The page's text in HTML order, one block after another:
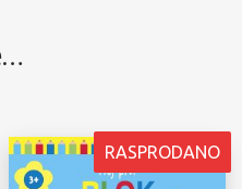
RASPRODANO